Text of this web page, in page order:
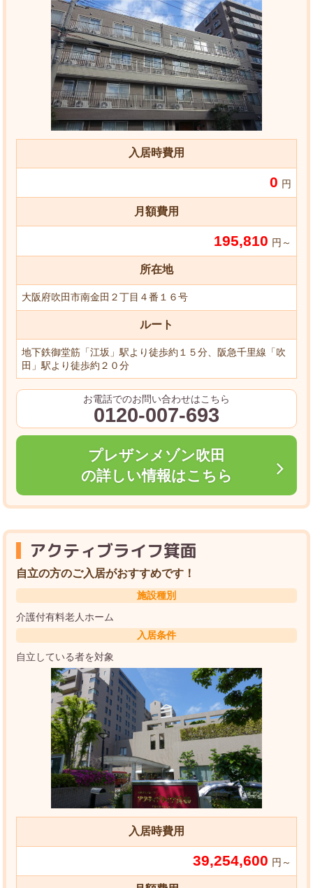
入居時費用
0 円
月額費用
195,810 円～
所在地
大阪府吹田市南金田２丁目４番１６号
ルート
地下鉄御堂筋「江坂」駅より徒歩約１５分、阪急千里線「吹
田」駅より徒歩約２０分
お電話でのお問い合わせはこちら
0120-007-693
プレザンメゾン吹田
の詳しい情報はこちら
アクティブライフ箕面
自立の方のご入居がおすすめです！
施設種別
介護付有料老人ホーム
入居条件
自立している者を対象
入居時費用
39,254,600 円～